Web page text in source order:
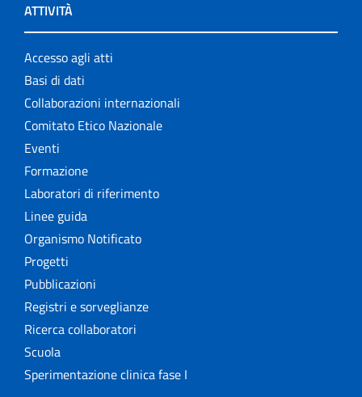
ATTIVITÀ
Accesso agli atti
Basi di dati
Collaborazioni internazionali
Comitato Etico Nazionale
Eventi
Formazione
Laboratori di riferimento
Linee guida
Organismo Notificato
Progetti
Pubblicazioni
Registri e sorveglianze
Ricerca collaboratori
Scuola
Sperimentazione clinica fase I